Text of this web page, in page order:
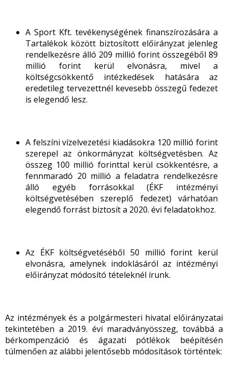
A Sport Kft. tevékenységének finanszírozására a
Tartalékok között biztosított előirányzat jelenleg
rendelkezésre álló 209 millió forint összegéből 89
millió forint kerül elvonásra, mivel a
költségcsökkentő intézkedések hatására az
eredetileg tervezettnél kevesebb összegű fedezet
is elegendő lesz.
A felszíni vízelvezetési kiadásokra 120 millió forint
szerepel az önkormányzat költségvetésben. Az
összeg 100 millió forinttal kerül csökkentésre, a
fennmaradó 20 millió a feladatra rendelkezésre
álló egyéb forrásokkal (ÉKF intézményi
költségvetésében szereplő fedezet) várhatóan
elegendő forrást biztosít a 2020. évi feladatokhoz.
Az ÉKF költségvetéséből 50 millió forint kerül
elvonásra, amelynek indoklásáról az intézményi
előirányzat módosító tételeknél írunk.
Az intézmények és a polgármesteri hivatal előirányzatai
tekintetében a 2019. évi maradványösszeg, továbbá a
bérkompenzáció és ágazati pótlékok beépítésén
túlmenően az alábbi jelentősebb módosítások történtek: